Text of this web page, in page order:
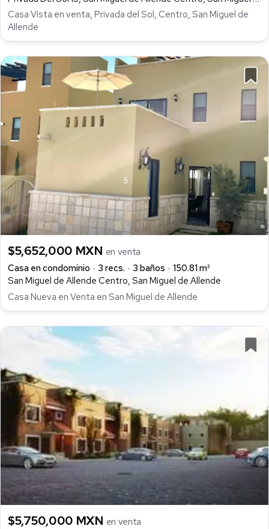
Casa Vista en venta, Privada del Sol, Centro, San Miguel de
Allende
$5,652,000 MXN en venta
Casa en condominio
3 recs. 3 baños
150.81 m²
San Miguel de Allende Centro, San Miguel de Allende
Casa Nueva en Venta en San Miguel de Allende
$5,750,000 MXN en venta